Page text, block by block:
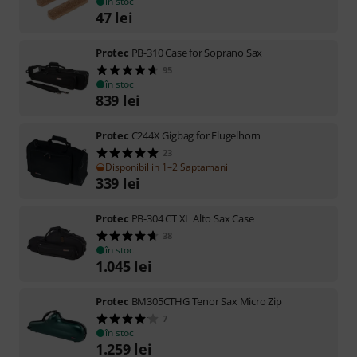
47 lei
Protec PB-310 Case for Soprano Sax
95
în stoc
839 lei
Protec C244X Gigbag for Flugelhorn
23
Disponibil in 1–2 Saptamani
339 lei
Protec PB-304 CT XL Alto Sax Case
38
în stoc
1.045 lei
Protec BM305CTHG Tenor Sax Micro Zip
7
în stoc
1.259 lei